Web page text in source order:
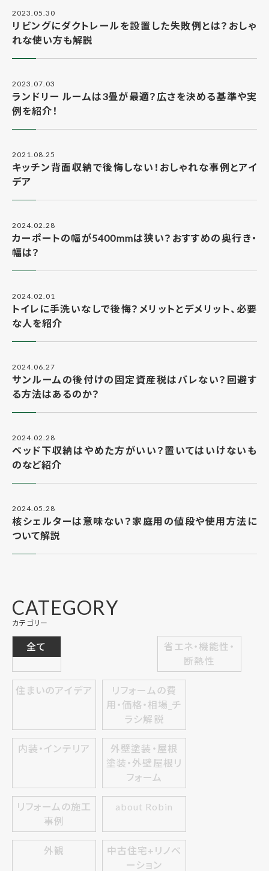
2023.05.30
リビングにダクトレールを設置した失敗例とは？おしゃ
れな使い方も解説
2023.07.03
ランドリー ルームは3畳が最適？広さを決める基準や実
例を紹介！
2021.08.25
キッチン背面収納で後悔しない！おしゃれな事例とアイ
デア
2024.02.28
カーポートの幅が5400mmは狭い？おすすめの奥行き・
幅は？
2024.02.01
トイレに手洗いなしで後悔？メリットとデメリット、必要
な人を紹介
2024.06.27
サンルームの後付けの固定資産税はバレない？回避す
る方法はあるのか？
2024.02.28
ベッド下収納はやめた方がいい？置いてはいけないも
のなど紹介
2024.05.28
核シェルターは意味ない？家庭用の値段や使用方法に
ついて解説
CATEGORY
カテゴリー
全て
省エネ・機能性・
断熱性
住まいのアイデア
リフォームの費
用・価格・相場_チ
ラシ解説
内装・インテリア
外壁塗装・屋根
塗装・外壁屋根リ
フォーム
リフォームの施工
事例
about Robin
外観
中古住宅+リノベ
ーション